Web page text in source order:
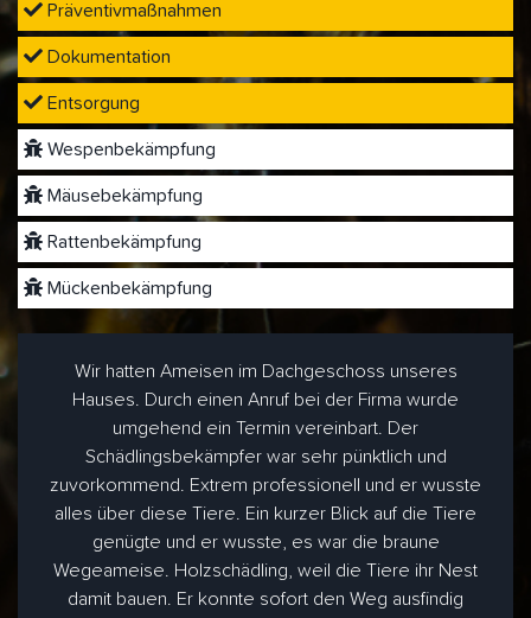
Präventivmaßnahmen
Dokumentation
Entsorgung
Wespenbekämpfung
Mäusebekämpfung
Rattenbekämpfung
Mückenbekämpfung
Wir hatten Ameisen im Dachgeschoss unseres
Hauses. Durch einen Anruf bei der Firma wurde
umgehend ein Termin vereinbart. Der
Schädlingsbekämpfer war sehr pünktlich und
zuvorkommend. Extrem professionell und er wusste
alles über diese Tiere. Ein kurzer Blick auf die Tiere
genügte und er wusste, es war die braune
Wegeameise. Holzschädling, weil die Tiere ihr Nest
damit bauen. Er konnte sofort den Weg ausfindig